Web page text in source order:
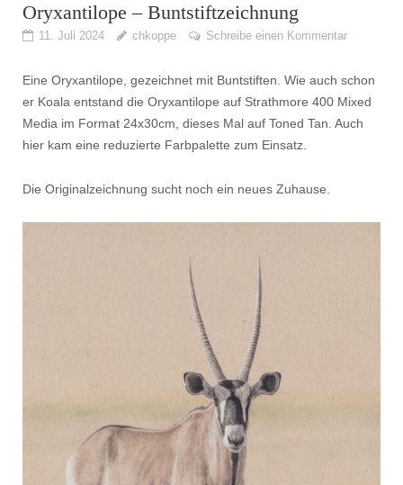
Oryxantilope – Buntstiftzeichnung
11. Juli 2024 chkoppe Schreibe einen Kommentar
Eine Oryxantilope, gezeichnet mit Buntstiften. Wie auch schon
er Koala entstand die Oryxantilope auf Strathmore 400 Mixed
Media im Format 24x30cm, dieses Mal auf Toned Tan. Auch
hier kam eine reduzierte Farbpalette zum Einsatz.
Die Originalzeichnung sucht noch ein neues Zuhause.